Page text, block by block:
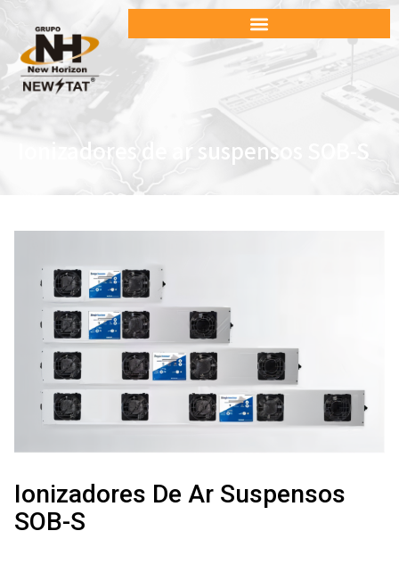
Ionizadores de ar suspensos SOB-S
Ionizadores De Ar Suspensos
SOB-S